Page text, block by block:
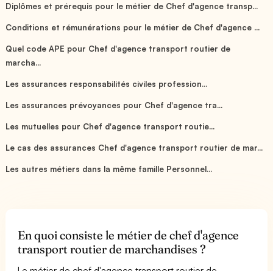
Diplômes et prérequis pour le métier de Chef d'agence transp...
Conditions et rémunérations pour le métier de Chef d'agence ...
Quel code APE pour Chef d'agence transport routier de
marcha...
Les assurances responsabilités civiles profession...
Les assurances prévoyances pour Chef d'agence tra...
Les mutuelles pour Chef d'agence transport routie...
Le cas des assurances Chef d'agence transport routier de mar...
Les autres métiers dans la même famille Personnel...
En quoi consiste le métier de chef d'agence
transport routier de marchandises ?